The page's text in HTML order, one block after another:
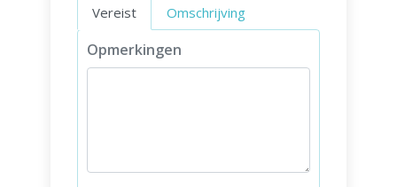
Vereist Omschrijving
Opmerkingen